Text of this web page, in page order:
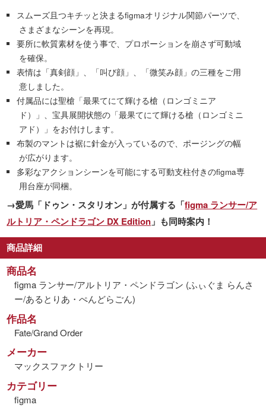
スムーズ且つキチッと決まるfigmaオリジナル関節パーツで、
さまざまなシーンを再現。
要所に軟質素材を使う事で、プロポーションを崩さず可動域
を確保。
表情は「真剣顔」、「叫び顔」、「微笑み顔」の三種をご用
意しました。
付属品には聖槍「最果てにて輝ける槍（ロンゴミニア
ド）」、宝具展開状態の「最果てにて輝ける槍（ロンゴミニ
アド）」をお付けします。
布製のマントは裾に針金が入っているので、ポージングの幅
が広がります。
多彩なアクションシーンを可能にする可動支柱付きのfigma専
用台座が同梱。
→愛馬「ドゥン・スタリオン」が付属する「figma ランサー/ア
ルトリア・ペンドラゴン DX Edition 」も同時案内！
商品詳細
商品名
figma ランサー/アルトリア・ペンドラゴン (ふぃぐま らんさ
ー/あるとりあ・ぺんどらごん)
作品名
Fate/Grand Order
メーカー
マックスファクトリー
カテゴリー
figma